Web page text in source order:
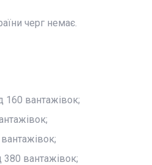
черг немає.
160 вантажівок;
380 вантажівок;